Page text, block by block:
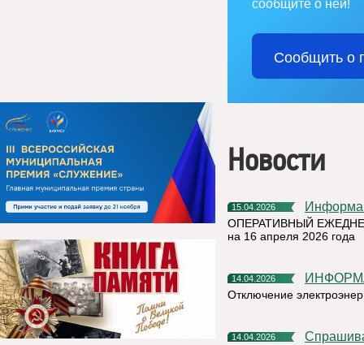
сообщите о ней!
Сообщить о
Новости
15.04.2026
ОПЕРАТИВНЫЙ
на 16 апреля 2026 года
14.04.2026
Отключение
14.04.2026